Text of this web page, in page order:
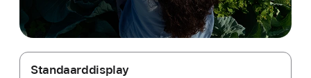
Standaarddisplay